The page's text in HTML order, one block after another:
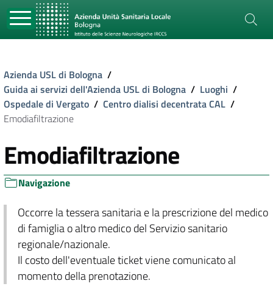
Azienda USL di Bologna /
Guida ai servizi dell'Azienda USL di Bologna / Luoghi /
Ospedale di Vergato / Centro dialisi decentrata CAL /
Emodiafiltrazione
Emodiafiltrazione
Navigazione
Occorre la tessera sanitaria e la prescrizione del medico
di famiglia o altro medico del Servizio sanitario
regionale/nazionale.
Il costo dell'eventuale ticket viene comunicato al
momento della prenotazione.